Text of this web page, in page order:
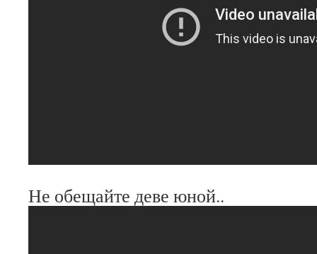
Не обещайте деве юной..